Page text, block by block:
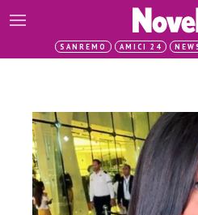
SANREMO AMICI 24